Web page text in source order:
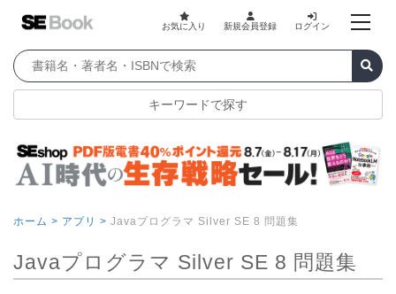
お気に入り 新規会員登録 ログイン
キーワードで探す
ホーム > アプリ > Javaプログラマ Silver SE 8 問題集
Javaプログラマ Silver SE 8 問題集